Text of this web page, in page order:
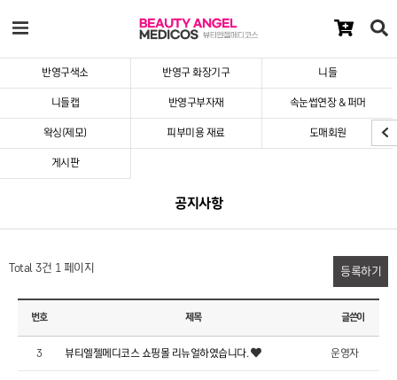
반영구색소 반영구 화장기구 니들
니들캡 반영구부자재 속눈썹연장 & 퍼머
왁싱(제모) 피부미용 재료 도매회원
게시판
공지사항
Total 3건 1 페이지 등록하기
번호 제목 글쓴이
3 뷰티엘젤메디코스 쇼핑몰 리뉴얼하였습니다. 운영자